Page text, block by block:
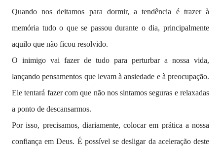
Quando nos deitamos para dormir, a tendência é trazer à
memória tudo o que se passou durante o dia, principalmente
aquilo que não ficou resolvido.
O inimigo vai fazer de tudo para perturbar a nossa vida,
lançando pensamentos que levam à ansiedade e à preocupação.
Ele tentará fazer com que não nos sintamos seguras e relaxadas
a ponto de descansarmos.
Por isso, precisamos, diariamente, colocar em prática a nossa
confiança em Deus. É possível se desligar da aceleração deste